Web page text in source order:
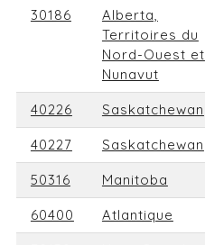
30186
Alberta,
Territoires du
Nord-Ouest et
Nunavut
40226 Saskatchewan
40227 Saskatchewan
50316 Manitoba
60400 Atlantique